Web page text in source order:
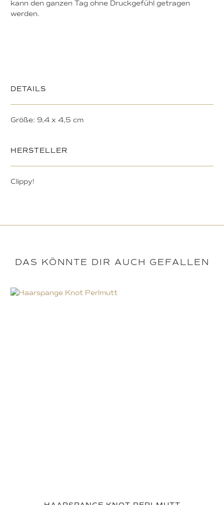
kann den ganzen Tag ohne Druckgefühl getragen
werden.
DETAILS
Größe: 9,4 x 4,5 cm
HERSTELLER
Clippy!
DAS KÖNNTE DIR AUCH GEFALLEN